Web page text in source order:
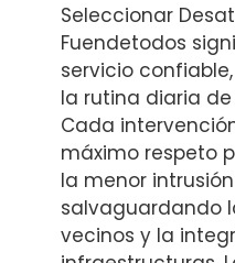
Seleccionar
Fuendetodos
servicio
la rutina diaria
Cada
máximo respeto
la menor
salvaguardando
vecinos y la